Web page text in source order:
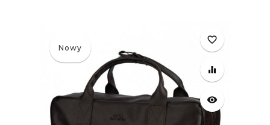
Nowy
favorite_border
equalizer
visibility